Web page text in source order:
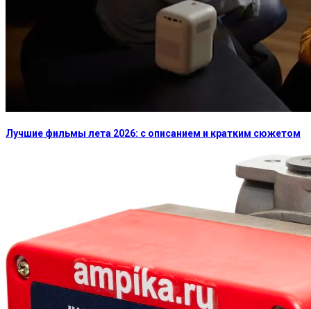
Лучшие фильмы лета 2026: с описанием и кратким сюжетом